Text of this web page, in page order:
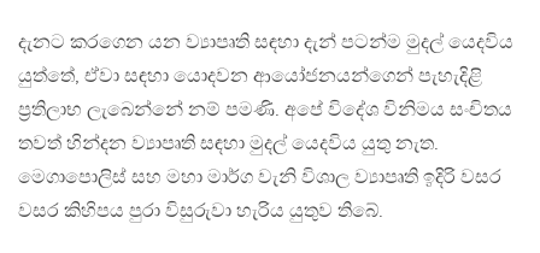
දැනට කරගෙන යන ව්‍යාපෘති සඳහා දැන් පටන්ම මුදල් යෙදවිය
යුත්තේ, ඒවා සඳහා යොදවන ආයෝජනයන්ගෙන් පැහැදිළි
ප‍්‍රතිලාභ ලැබෙන්නේ නම් පමණි. අපේ විදේශ විනිමය සංචිතය
තවත් හින්දන ව්‍යාපෘති සඳහා මුදල් යෙදවිය යුතු නැත.
මෙගාපොලිස් සහ මහා මාර්ග වැනි විශාල ව්‍යාපෘති ඉදිරි වසර
වසර කිහිපය පුරා විසුරුවා හැරිය යුතුව තිබේ.